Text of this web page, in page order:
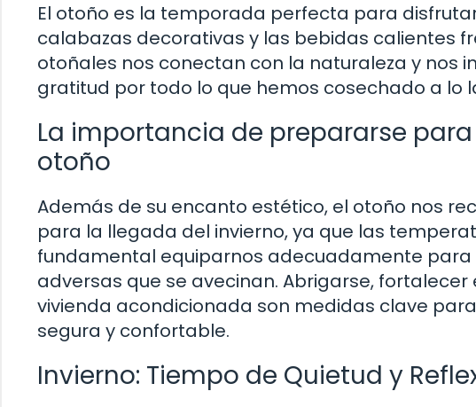
El otoño es la temporada perfecta para
calabazas decorativas y las bebidas calientes
otoñales nos conectan con la naturaleza y nos
gratitud por todo lo que hemos cosechado a lo
La importancia de prepararse
otoño
Además de su encanto estético, el otoño nos
para la llegada del invierno, ya que las
fundamental equiparnos adecuadamente
adversas que se avecinan. Abrigarse,
vivienda acondicionada son medidas clave
segura y confortable.
Invierno: Tiempo de Quietud y